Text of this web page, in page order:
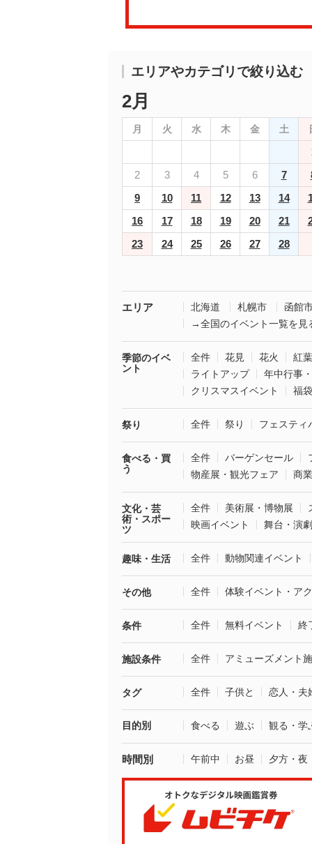
エリアやカテゴリで絞り込む
2月
月 火 水 木 金 土
2
3 4 5 6 7
9
10 11 12 13 14
16
17 18 19 20 21
23
24 25 26 27 28
エリア 北海道 札幌市
函館
→全国のイベント一覧を見
季節のイベ
ント
全件 花見 花火
紅葉
ライトアップ
年中行事
クリスマスイベント
福
祭り 全件 祭り フェスティ
食べる・買
う
全件 バーゲンセール
物産展・観光フェア
商
文化・芸
術・スポー
ツ
全件 美術展・博物展
映画イベント
舞台・演劇
趣味・生活 全件 動物関連イベント
その他 全件 体験イベント・ア
条件 全件 無料イベント 終
施設条件 全件 アミューズメント
タグ 全件 子供と 恋人・夫
目的別 食べる 遊ぶ 観る・学
時間別 午前中 お昼 夕方・夜